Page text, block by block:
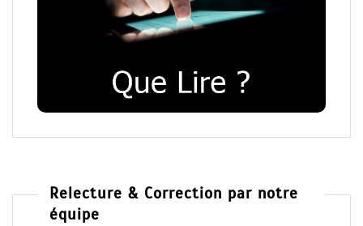
Relecture & Correction par notre
équipe